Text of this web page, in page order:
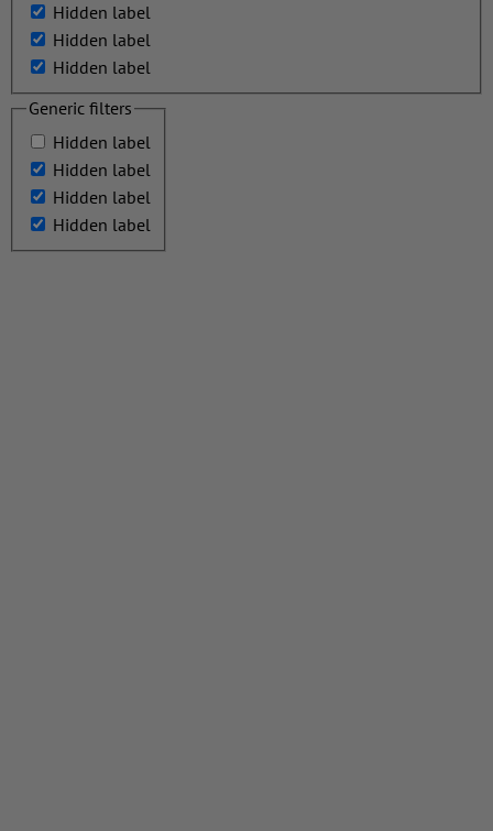
Hidden label
Hidden label
Hidden label
Generic filters
Hidden label
Hidden label
Hidden label
Hidden label